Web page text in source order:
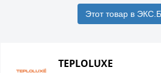
Этот товар в
TEPLOLUXE